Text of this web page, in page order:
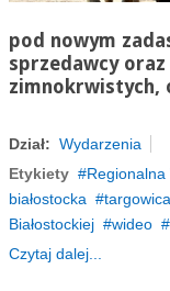
pod nowym
sprzedawcy
zimnokrwistych,
Dział: Wydarzenia
Etykiety
Regionalna
białostocka
Białostockiej
wideo
Czytaj dalej...